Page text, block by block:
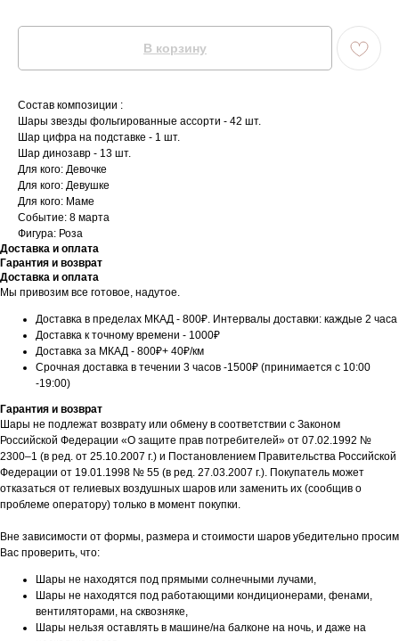
В корзину
Состав композиции :
Шары звезды фольгированные ассорти - 42 шт.
Шар цифра на подставке - 1 шт.
Шар динозавр - 13 шт.
Для кого: Девочке
Для кого: Девушке
Для кого: Маме
Событие: 8 марта
Фигура: Роза
Доставка и оплата
Гарантия и возврат
Доставка и оплата
Мы привозим все готовое, надутое.
Доставка в пределах МКАД - 800₽. Интервалы доставки: каждые 2 часа
Доставка к точному времени - 1000₽
Доставка за МКАД - 800₽+ 40₽/км
Срочная доставка в течении 3 часов -1500₽ (принимается с 10:00
-19:00)
Гарантия и возврат
Шары не подлежат возврату или обмену в соответствии с Законом
Российской Федерации «О защите прав потребителей» от 07.02.1992 №
2300–1 (в ред. от 25.10.2007 г.) и Постановлением Правительства Российской
Федерации от 19.01.1998 № 55 (в ред. 27.03.2007 г.). Покупатель может
отказаться от гелиевых воздушных шаров или заменить их (сообщив о
проблеме оператору) только в момент покупки.
Вне зависимости от формы, размера и стоимости шаров убедительно просим
Вас проверить, что:
Шары не находятся под прямыми солнечными лучами,
Шары не находятся под работающими кондиционерами, фенами,
вентиляторами, на сквозняке,
Шары нельзя оставлять в машине/на балконе на ночь, и даже на